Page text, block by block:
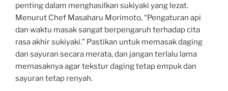
penting dalam menghasilkan sukiyaki yang lezat.
Menurut Chef Masaharu Morimoto, “Pengaturan api
dan waktu masak sangat berpengaruh terhadap cita
rasa akhir sukiyaki.” Pastikan untuk memasak daging
dan sayuran secara merata, dan jangan terlalu lama
memasaknya agar tekstur daging tetap empuk dan
sayuran tetap renyah.